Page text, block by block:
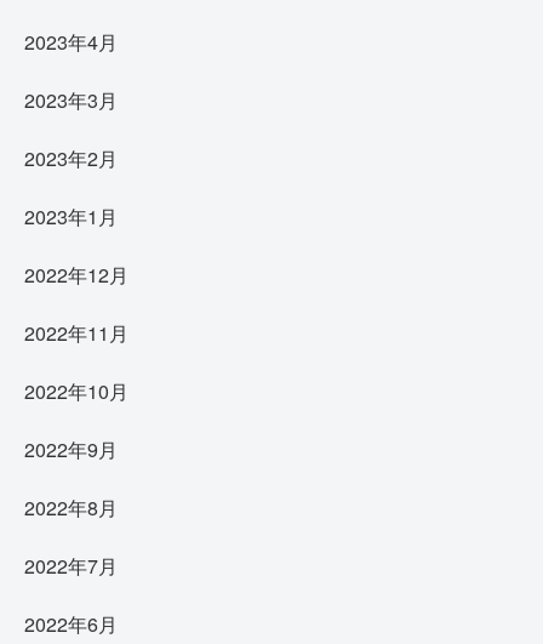
2023年4月
2023年3月
2023年2月
2023年1月
2022年12月
2022年11月
2022年10月
2022年9月
2022年8月
2022年7月
2022年6月